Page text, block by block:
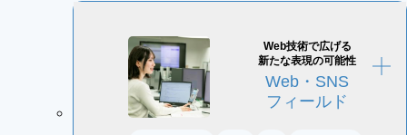
Web技術で広げる
新たな表現の可能性
Web・SNS
フィールド